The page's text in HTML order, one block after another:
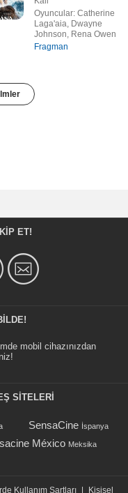
Oyuncular: Catherine
Laga'aia, Dwayne
Johnson, Rena Owen
Fragman
ET!
mobil cihazınızdan
SİTELERİ
SensaCine İspanya
México Meksika
Kullanım Şartları Kişisel